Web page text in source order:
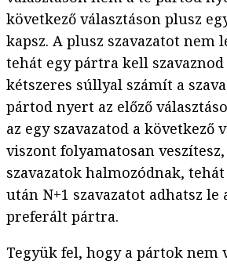
következő választáson plusz
kapsz. A plusz szavazatot nem
tehát egy pártra kell
kétszeres súllyal számít a
pártod nyert az előző
az egy szavazatod a következő
viszont folyamatosan
szavazatok halmozódnak,
után N+1 szavazatot adhatsz le
preferált pártra.
Tegyük fel, hogy a pártok nem